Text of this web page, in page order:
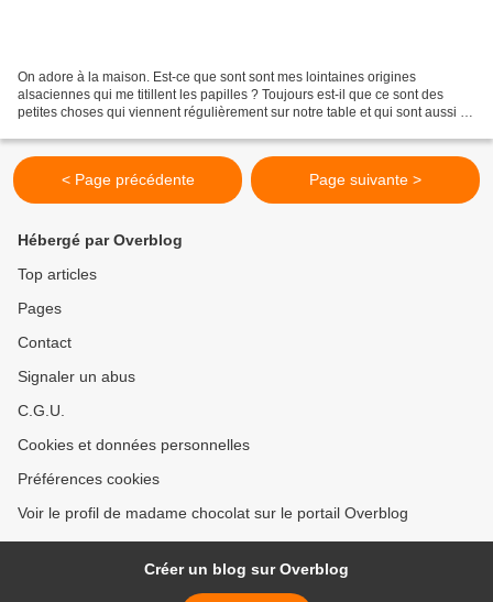
On adore à la maison. Est-ce que sont sont mes lointaines origines
alsaciennes qui me titillent les papilles ? Toujours est-il que ce sont des
petites choses qui viennent régulièrement sur notre table et qui sont aussi un
< Page précédente Page suivante >
Hébergé par Overblog
Top articles
Pages
Contact
Signaler un abus
C.G.U.
Cookies et données personnelles
Préférences cookies
Voir le profil de madame chocolat sur le portail Overblog
Créer un blog sur Overblog